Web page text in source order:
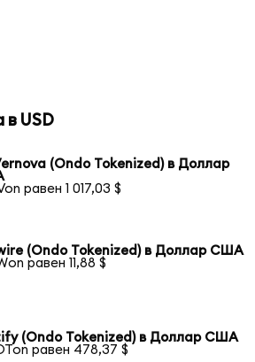
в USD
(Ondo Tokenized) в Доллар
равен 1 017,03 $
(Ondo Tokenized) в Доллар США
равен 11,88 $
(Ondo Tokenized) в Доллар США
равен 478,37 $